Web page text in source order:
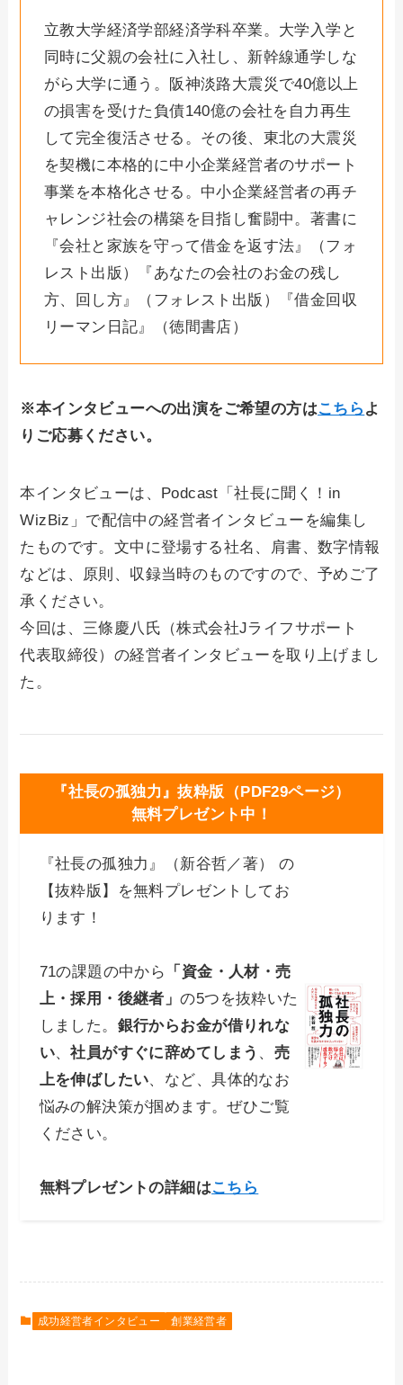
立教大学経済学部経済学科卒業。大学入学と
同時に父親の会社に入社し、新幹線通学しな
がら大学に通う。阪神淡路大震災で40億以上
の損害を受けた負債140億の会社を自力再生
して完全復活させる。その後、東北の大震災
を契機に本格的に中小企業経営者のサポート
事業を本格化させる。中小企業経営者の再チ
ャレンジ社会の構築を目指し奮闘中。著書に
『会社と家族を守って借金を返す法』（フォ
レスト出版）『あなたの会社のお金の残し
方、回し方』（フォレスト出版）『借金回収
リーマン日記』（徳間書店）
※本インタビューへの出演をご希望の方はこちら よ
りご応募ください。
本インタビューは、Podcast「社長に聞く！in
WizBiz」で配信中の経営者インタビューを編集し
たものです。文中に登場する社名、肩書、数字情報
などは、原則、収録当時のものですので、予めご了
承ください。
今回は、三條慶八氏（株式会社Jライフサポート
代表取締役）の経営者インタビューを取り上げまし
た。
『社長の孤独力』抜粋版（PDF29ページ）
無料プレゼント中！
『社長の孤独力』（新谷哲／著） の
【抜粋版】を無料プレゼントしてお
ります！
71の課題の中から
「資金・人材・売
上・採用・後継者」の5つを抜粋いた
しました。 銀行からお金が借りれな
い、社員がすぐに辞めてしまう 、 売
上を伸ばしたい、など、具体的なお
悩みの解決策が掴めます。ぜひご覧
ください。
無料プレゼントの詳細はこちら
成功経営者インタビュー 創業経営者